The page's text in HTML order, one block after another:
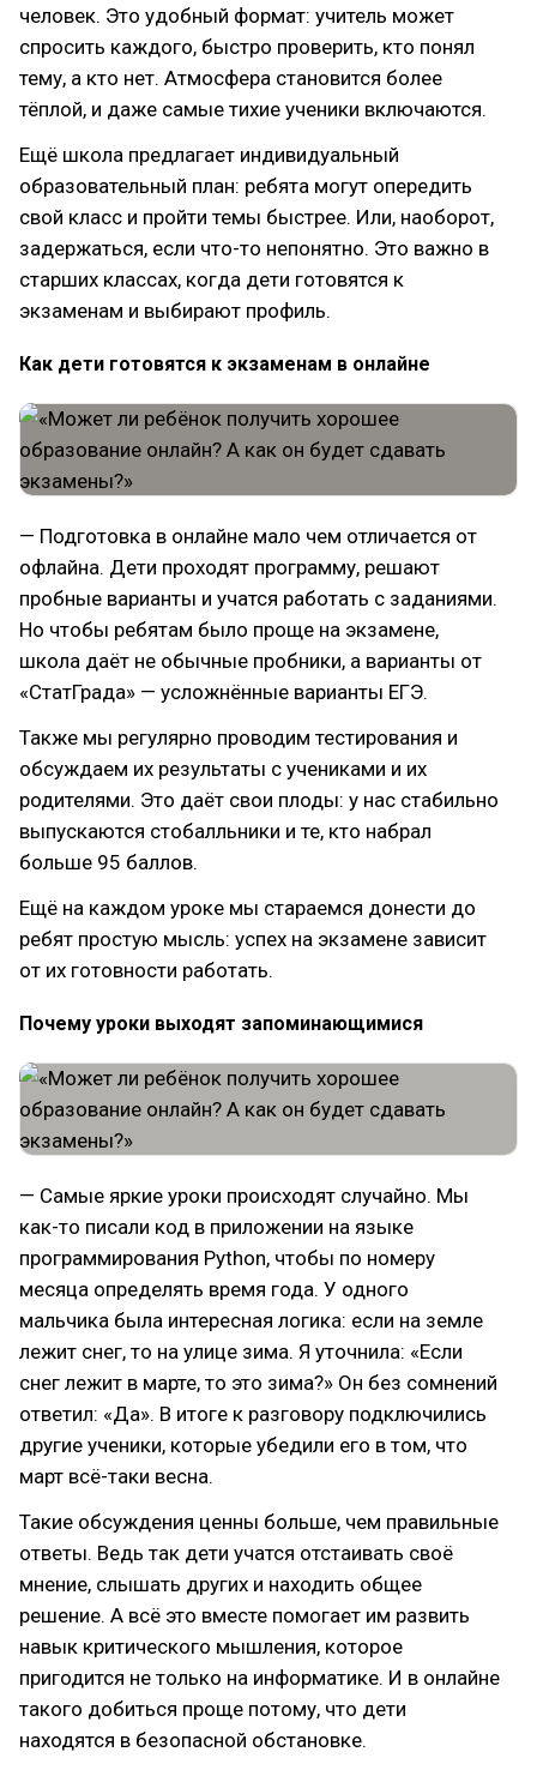
человек. Это удобный формат: учитель может
спросить каждого, быстро проверить, кто понял
тему, а кто нет. Атмосфера становится более
тёплой, и даже самые тихие ученики включаются.
Ещё школа предлагает индивидуальный
образовательный план: ребята могут опередить
свой класс и пройти темы быстрее. Или, наоборот,
задержаться, если что-то непонятно. Это важно в
старших классах, когда дети готовятся к
экзаменам и выбирают профиль.
Как дети готовятся к экзаменам в онлайне
— Подготовка в онлайне мало чем отличается от
офлайна. Дети проходят программу, решают
пробные варианты и учатся работать с заданиями.
Но чтобы ребятам было проще на экзамене,
школа даёт не обычные пробники, а варианты от
«СтатГрада» — усложнённые варианты ЕГЭ.
Также мы регулярно проводим тестирования и
обсуждаем их результаты с учениками и их
родителями. Это даёт свои плоды: у нас стабильно
выпускаются стобалльники и те, кто набрал
больше 95 баллов.
Ещё на каждом уроке мы стараемся донести до
ребят простую мысль: успех на экзамене зависит
от их готовности работать.
Почему уроки выходят запоминающимися
— Самые яркие уроки происходят случайно. Мы
как-то писали код в приложении на языке
программирования Python, чтобы по номеру
месяца определять время года. У одного
мальчика была интересная логика: если на земле
лежит снег, то на улице зима. Я уточнила: «Если
снег лежит в марте, то это зима?» Он без сомнений
ответил: «Да». В итоге к разговору подключились
другие ученики, которые убедили его в том, что
март всё-таки весна.
Такие обсуждения ценны больше, чем правильные
ответы. Ведь так дети учатся отстаивать своё
мнение, слышать других и находить общее
решение. А всё это вместе помогает им развить
навык критического мышления, которое
пригодится не только на информатике. И в онлайне
такого добиться проще потому, что дети
находятся в безопасной обстановке.